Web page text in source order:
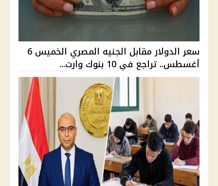
سعر الدولار مقابل الجنيه المصري الخميس 6
أغسطس.. تراجع في 10 بنوك وارت...